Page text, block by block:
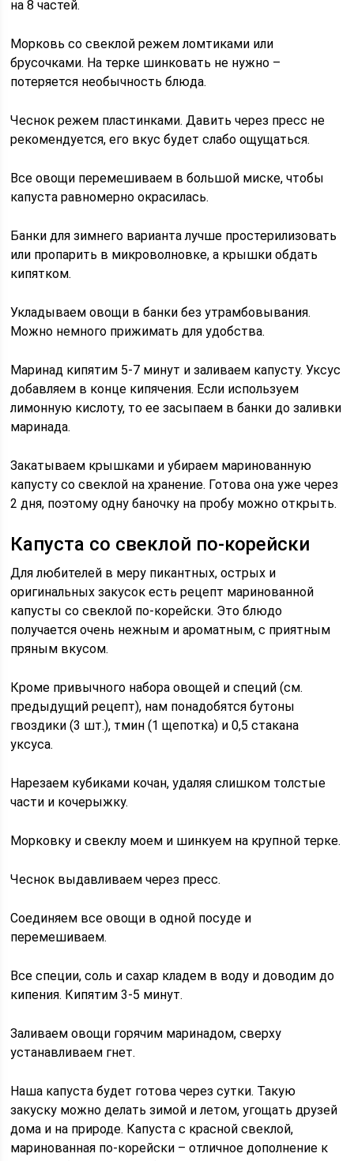
на 8 частей.
Морковь со свеклой режем ломтиками или
брусочками. На терке шинковать не нужно –
потеряется необычность блюда.
Чеснок режем пластинками. Давить через пресс не
рекомендуется, его вкус будет слабо ощущаться.
Все овощи перемешиваем в большой миске, чтобы
капуста равномерно окрасилась.
Банки для зимнего варианта лучше простерилизовать
или пропарить в микроволновке, а крышки обдать
кипятком.
Укладываем овощи в банки без утрамбовывания.
Можно немного прижимать для удобства.
Маринад кипятим 5-7 минут и заливаем капусту. Уксус
добавляем в конце кипячения. Если используем
лимонную кислоту, то ее засыпаем в банки до заливки
маринада.
Закатываем крышками и убираем маринованную
капусту со свеклой на хранение. Готова она уже через
2 дня, поэтому одну баночку на пробу можно открыть.
Капуста со свеклой по-корейски
Для любителей в меру пикантных, острых и
оригинальных закусок есть рецепт маринованной
капусты со свеклой по-корейски. Это блюдо
получается очень нежным и ароматным, с приятным
пряным вкусом.
Кроме привычного набора овощей и специй (см.
предыдущий рецепт), нам понадобятся бутоны
гвоздики (3 шт.), тмин (1 щепотка) и 0,5 стакана
уксуса.
Нарезаем кубиками кочан, удаляя слишком толстые
части и кочерыжку.
Морковку и свеклу моем и шинкуем на крупной терке.
Чеснок выдавливаем через пресс.
Соединяем все овощи в одной посуде и
перемешиваем.
Все специи, соль и сахар кладем в воду и доводим до
кипения. Кипятим 3-5 минут.
Заливаем овощи горячим маринадом, сверху
устанавливаем гнет.
Наша капуста будет готова через сутки. Такую
закуску можно делать зимой и летом, угощать друзей
дома и на природе. Капуста с красной свеклой,
маринованная по-корейски – отличное дополнение к